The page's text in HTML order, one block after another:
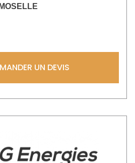
UN DEVIS